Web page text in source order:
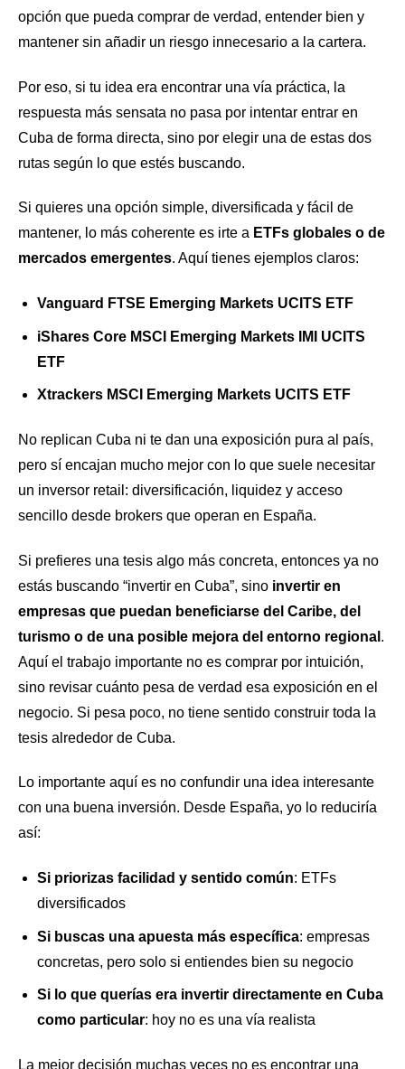
opción que pueda comprar de verdad, entender bien y
mantener sin añadir un riesgo innecesario a la cartera.
Por eso, si tu idea era encontrar una vía práctica, la
respuesta más sensata no pasa por intentar entrar en
Cuba de forma directa, sino por elegir una de estas dos
rutas según lo que estés buscando.
Si quieres una opción simple, diversificada y fácil de
mantener, lo más coherente es irte a ETFs globales o de
mercados emergentes. Aquí tienes ejemplos claros:
Vanguard FTSE Emerging Markets UCITS ETF
iShares Core MSCI Emerging Markets IMI UCITS
ETF
Xtrackers MSCI Emerging Markets UCITS ETF
No replican Cuba ni te dan una exposición pura al país,
pero sí encajan mucho mejor con lo que suele necesitar
un inversor retail: diversificación, liquidez y acceso
sencillo desde brokers que operan en España.
Si prefieres una tesis algo más concreta, entonces ya no
estás buscando “invertir en Cuba”, sino invertir en
empresas que puedan beneficiarse del Caribe, del
turismo o de una posible mejora del entorno regional .
Aquí el trabajo importante no es comprar por intuición,
sino revisar cuánto pesa de verdad esa exposición en el
negocio. Si pesa poco, no tiene sentido construir toda la
tesis alrededor de Cuba.
Lo importante aquí es no confundir una idea interesante
con una buena inversión. Desde España, yo lo reduciría
así:
Si priorizas facilidad y sentido común: ETFs
diversificados
Si buscas una apuesta más específica: empresas
concretas, pero solo si entiendes bien su negocio
Si lo que querías era invertir directamente en Cuba
como particular: hoy no es una vía realista
La mejor decisión muchas veces no es encontrar una